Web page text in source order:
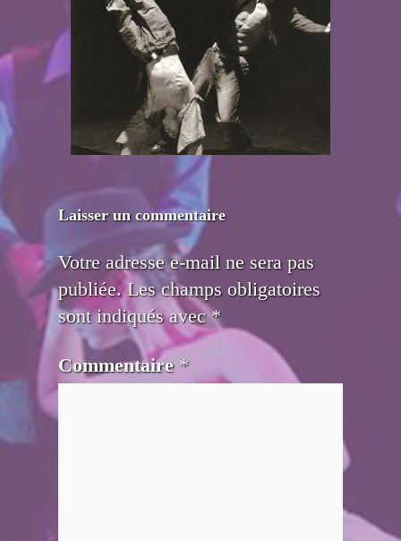
Laisser un commentaire
Votre adresse e-mail ne sera pas
publiée. Les champs obligatoires
sont indiqués avec*
Commentaire *